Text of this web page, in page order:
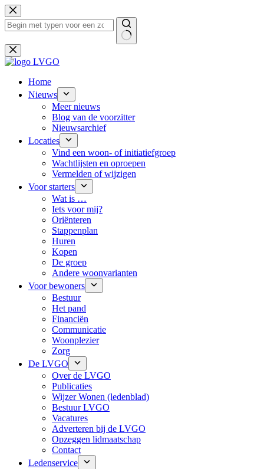
Ga
naar
de
Geen
resultaten
Home
Nieuws
Meer nieuws
Blog van de voorzitter
Nieuwsarchief
Locaties
Vind een woon- of initiatiefgroep
Wachtlijsten en oproepen
Vermelden of wijzigen
Voor starters
Wat is …
Iets voor mij?
Oriënteren
Stappenplan
Huren
Kopen
De groep
Andere woonvarianten
Voor bewoners
Bestuur
Het pand
Financiën
Communicatie
Woonplezier
Zorg
De LVGO
Over de LVGO
Publicaties
Wijzer Wonen (ledenblad)
Bestuur LVGO
Vacatures
Adverteren bij de LVGO
Opzeggen lidmaatschap
Contact
Ledenservice